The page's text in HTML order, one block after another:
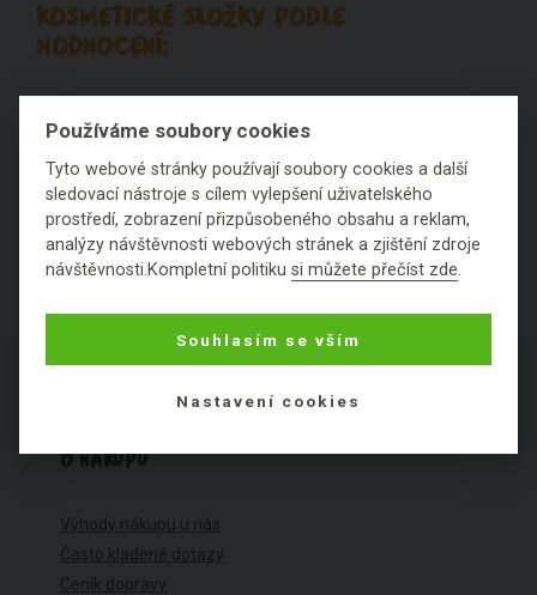
KOSMETICKÉ SLOŽKY PODLE
HODNOCENÍ:
Nezařaditelné látky
O NÁKUPU
Výhody nákupu u nás
Často kladené dotazy
Ceník dopravy
Používáme soubory cookies
Tyto webové stránky používají soubory cookies a další
sledovací nástroje s cílem vylepšení uživatelského
prostředí, zobrazení přizpůsobeného obsahu a reklam,
analýzy návštěvnosti webových stránek a zjištění zdroje
návštěvnosti.Kompletní politikusi můžete přečíst zde.
Souhlasím se vším
Nastavení cookies